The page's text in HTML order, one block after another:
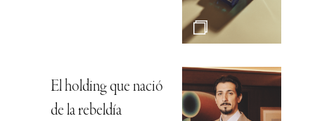
El holding que nació
de la rebeldía